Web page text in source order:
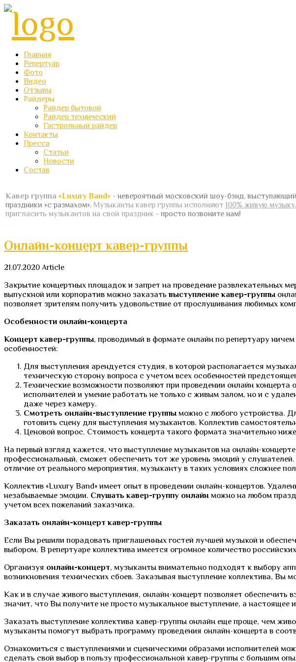
Главная
Репертуар
Фото
Видео
Отзывы
Райдеры
Райдер бытовой
Райдер технический
Гастрольный райдер
Контакты
Пресса
Статьи
Новости
Состав
Кавер группа «Luxury Band» - невероятный московский шоу-бэнд,
праздники «с размахом». Музыканты кавер группы исполняют 100% живую музыку
пригласить музыкантов на свой праздник - просто позвоните нам!
Онлайн-концерт кавер-группы
21.07.2020 Article
Закрытие концертных площадок и запрет на проведение развлекательных
выпускной или корпоратив можно заказатьвыступление кавер-группы
позволяет зрителям получить удовольствие от прослушивания любимых
Особенности онлайн-концерта
Концерт кавер-группы, проводимый в формате онлайн по репертуару
особенностей:
Для выступления арендуется студия, в которой располагается
техническую сторону вопроса с учетом всех особенностей
Технические возможности позволяют при проведении онлайн
исполнителей и умение работать не только с живым залом, но и с
даже через камеру.
Смотреть онлайн-выступление группыможно с любого устройства.
готовить сцену для выступления музыкантов. Коллектив
Ценовой вопрос. Стоимость концерта такого формата значительно
На первый взгляд кажется, что выступление музыкантов на онлайн-
профессиональный, сможет обеспечить тот же уровень эмоций у
отличие от реального мероприятия, музыканту в таких условиях сложнее
Коллектив «Luxury Band» имеет опыт в проведении онлайн-концертов.
незабываемые эмоции. Слушать кавер-группу онлайн можно на любом
учетом всех пожеланий заказчика.
Заказать онлайн-концерт кавер-группы
Если Вы решили порадовать приглашенных гостей лучшей музыкой и
выбором. В репертуаре коллектива имеется огромное количество
Организуя онлайн-концерт, музыканты внимательно подходят к выбору
возникновения технических сбоев. Заказывая выступление коллектива, Вы
Как и в случае живого выступления, онлайн-концерт позволяет
значит, что Вы получите не просто музыкальное выступление, а настоящее
Заказать выступление коллектива кавер-группы онлайн еще проще, чем
музыканты помогут выбрать программу проведения онлайн-концерта в
Ознакомиться с выступлениями и сценическими образами исполнителей
сделать свой выбор в пользу профессиональной кавер-группы с большим